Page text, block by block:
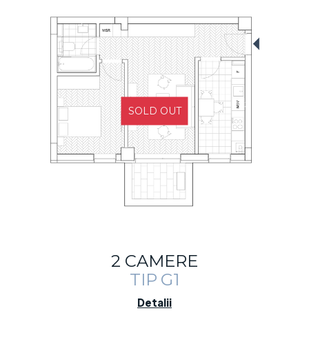
SOLD OUT
2 CAMERE
TIP G1
Detalii